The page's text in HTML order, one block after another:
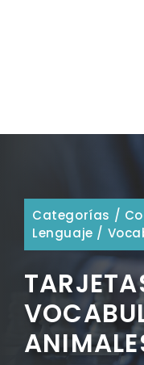
Categorías /
Lenguaje /